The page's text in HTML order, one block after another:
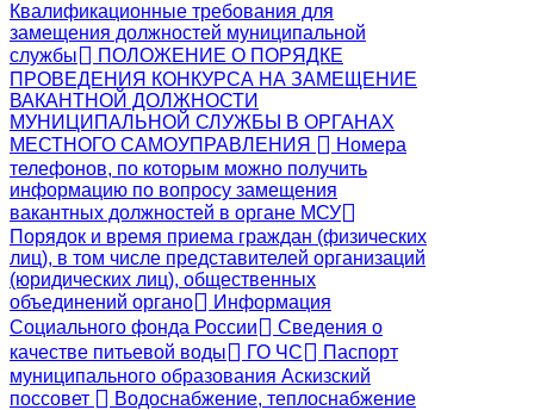
Квалификационные требования для
замещения должностей муниципальной
службы
ПОЛОЖЕНИЕ О ПОРЯДКЕ
ПРОВЕДЕНИЯ КОНКУРСА НА ЗАМЕЩЕНИЕ
ВАКАНТНОЙ ДОЛЖНОСТИ
МУНИЦИПАЛЬНОЙ СЛУЖБЫ В ОРГАНАХ
МЕСТНОГО САМОУПРАВЛЕНИЯ
Номера
телефонов, по которым можно получить
информацию по вопросу замещения
вакантных должностей в органе МСУ
Порядок и время приема граждан (физических
лиц), в том числе представителей организаций
(юридических лиц), общественных
объединений органо
Информация
Социального фонда России
Сведения о
качестве питьевой воды
ГО ЧС
Паспорт
муниципального образования Аскизский
поссовет
Водоснабжение, теплоснабжение